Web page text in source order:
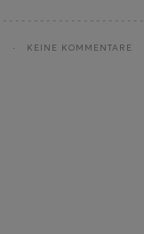
KEINE KOMMENTARE